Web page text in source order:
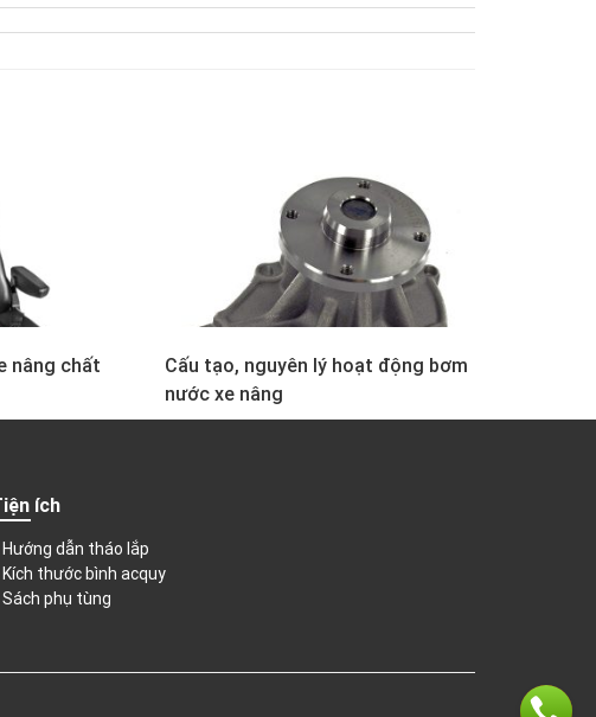
nâng chất
Cấu tạo, nguyên lý hoạt động bơm
nước xe nâng
ích
Hướng dẫn tháo lắp
Kích thước bình acquy
Sách phụ tùng